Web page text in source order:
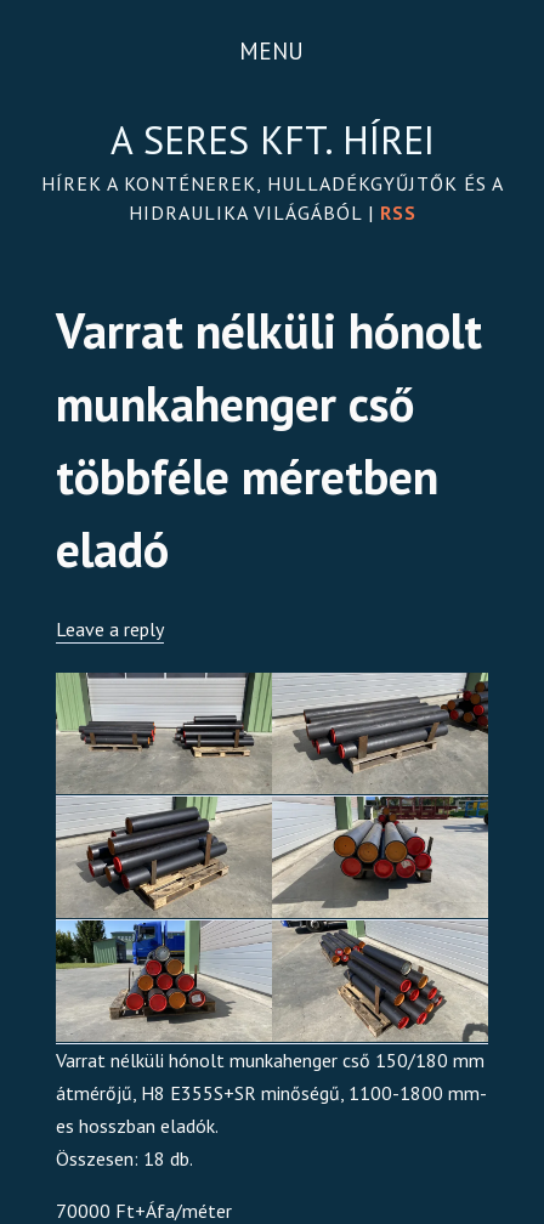
MENU
A SERES KFT. HÍREI
HÍREK A KONTÉNEREK, HULLADÉKGYŰJTŐK ÉS A
HIDRAULIKA VILÁGÁBÓL | RSS
Varrat nélküli hónolt
munkahenger cső
többféle méretben
eladó
Leave a reply
Varrat nélküli hónolt munkahenger cső 150/180 mm
átmérőjű, H8 E355S+SR minőségű, 1100-1800 mm-
es hosszban eladók.
Összesen: 18 db.
70000 Ft+Áfa/méter